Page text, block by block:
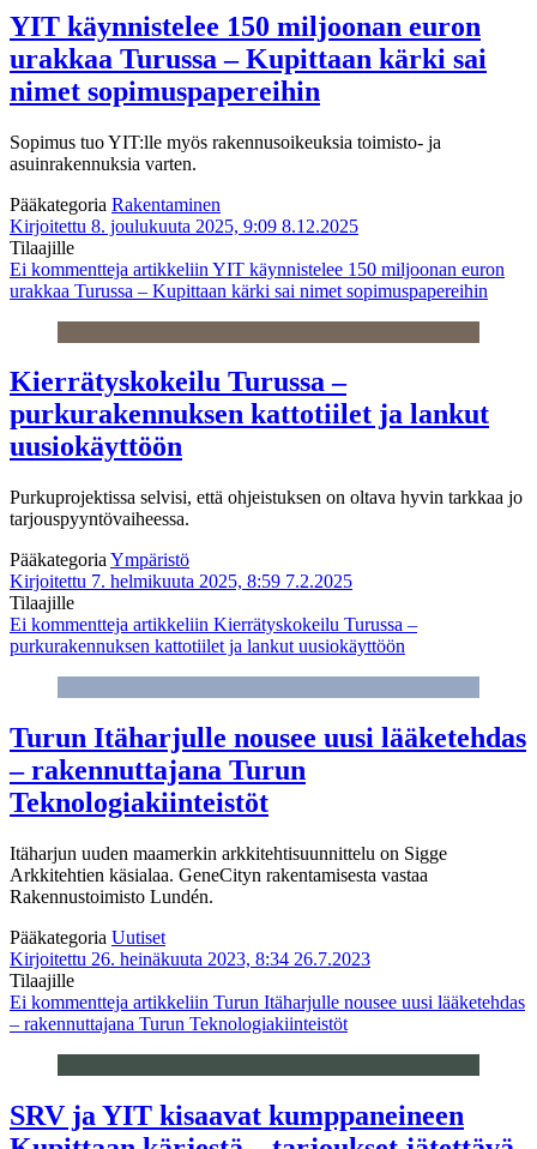
YIT käynnistelee 150 miljoonan euron
urakkaa Turussa – Kupittaan kärki sai
nimet sopimuspapereihin
Sopimus tuo YIT:lle myös rakennusoikeuksia toimisto- ja
asuinrakennuksia varten.
Pääkategoria Rakentaminen
Kirjoitettu 8. joulukuuta 2025, 9:09 8.12.2025
Tilaajille
Ei kommentteja artikkeliin YIT käynnistelee 150 miljoonan euron
urakkaa Turussa – Kupittaan kärki sai nimet sopimuspapereihin
Kierrätyskokeilu Turussa –
purkurakennuksen kattotiilet ja lankut
uusiokäyttöön
Purkuprojektissa selvisi, että ohjeistuksen on oltava hyvin tarkkaa jo
tarjouspyyntövaiheessa.
Pääkategoria Ympäristö
Kirjoitettu 7. helmikuuta 2025, 8:59 7.2.2025
Tilaajille
Ei kommentteja artikkeliin Kierrätyskokeilu Turussa –
purkurakennuksen kattotiilet ja lankut uusiokäyttöön
Turun Itäharjulle nousee uusi lääketehdas
– rakennuttajana Turun
Teknologiakiinteistöt
Itäharjun uuden maamerkin arkkitehtisuunnittelu on Sigge
Arkkitehtien käsialaa. GeneCityn rakentamisesta vastaa
Rakennustoimisto Lundén.
Pääkategoria Uutiset
Kirjoitettu 26. heinäkuuta 2023, 8:34 26.7.2023
Tilaajille
Ei kommentteja artikkeliin Turun Itäharjulle nousee uusi lääketehdas
– rakennuttajana Turun Teknologiakiinteistöt
SRV ja YIT kisaavat kumppaneineen